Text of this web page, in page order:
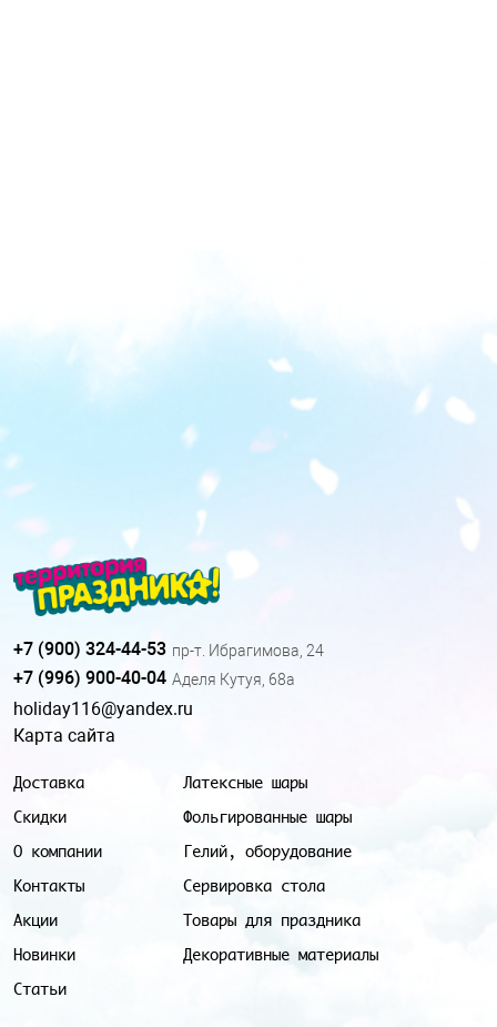
Доставка
Скидки
О компании
Контакты
Акции
Новинки
Статьи
Латексные шары
Фольгированные шары
Гелий, оборудование
Сервировка стола
Товары для праздника
Декоративные материалы
+7 (900) 324-44-53 пр-т. Ибрагимова, 24
+7 (996) 900-40-04 Аделя Кутуя, 68а
holiday116@yandex.ru
Карта сайта